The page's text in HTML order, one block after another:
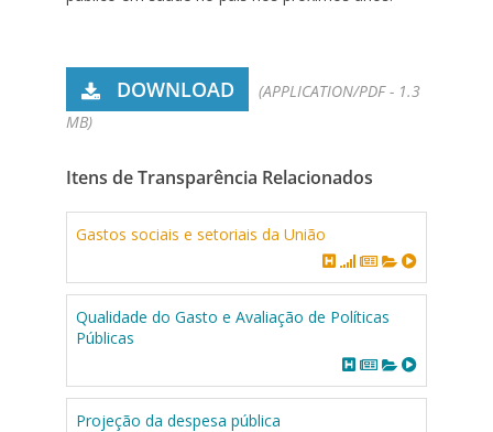
DOWNLOAD
(APPLICATION/PDF - 1.3
MB)
Itens de Transparência Relacionados
Gastos sociais e setoriais da União
Qualidade do Gasto e Avaliação de Políticas
Públicas
Projeção da despesa pública